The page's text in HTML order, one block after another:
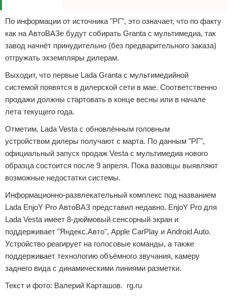
По информации от источника "РГ", это означает, что по факту
как на АвтоВАЗе будут собирать Granta с мультимедиа, так
завод начнёт принудительно (без предварительного заказа)
отгружать экземпляры дилерам.
Выходит, что первые Lada Granta с мультимедийной
системой появятся в дилерской сети в мае. Соответственно
продажи должны стартовать в конце весны или в начале
лета текущего года.
Отметим, Lada Vesta с обновлённым головным
устройством дилеры получают с марта. По данным "РГ",
официальный запуск продаж Vesta с мультимедиа нового
образца состоится после 9 апреля. Пока вазовцы выявляют
возможные недостатки системы.
Информационно-развлекательный комплекс под названием
Lada EnjoY Pro АвтоВАЗ представил недавно. EnjoY Pro для
Lada Vesta имеет 8-дюймовый сенсорный экран и
поддерживает "Яндекс.Авто", Apple CarPlay и Android Auto.
Устройство реагирует на голосовые команды, а также
поддерживает технологию объёмного звучания, камеру
заднего вида с динамическими линиями разметки.
Текст и фото: Валерий Карташов. rg.ru